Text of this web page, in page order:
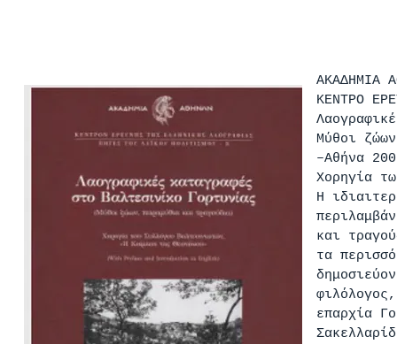
ΑΚΑΔΗΜΙΑ
ΚΕΝΤΡΟ
Μύθοι
–Αθήνα
Χορηγία
Η
και
τα
επαρχία